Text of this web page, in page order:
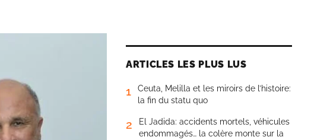
ARTICLES LES PLUS LUS
1
Ceuta, Melilla et les miroirs de l’histoire:
la fin du statu quo
2
El Jadida: accidents mortels, véhicules
endommagés… la colère monte sur la